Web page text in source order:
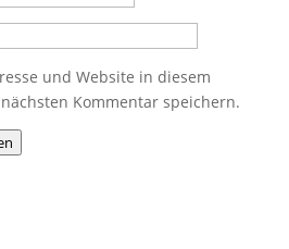
und Website in diesem
Kommentar speichern.